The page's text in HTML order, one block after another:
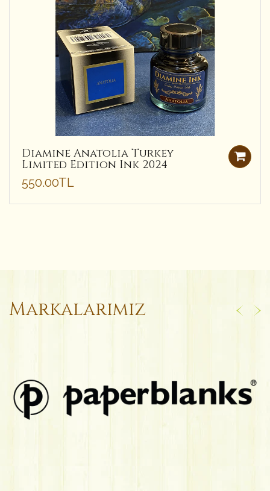
Diamine Anatolia Turkey
Limited Edition Ink 2024
550.00TL
Markalarımız